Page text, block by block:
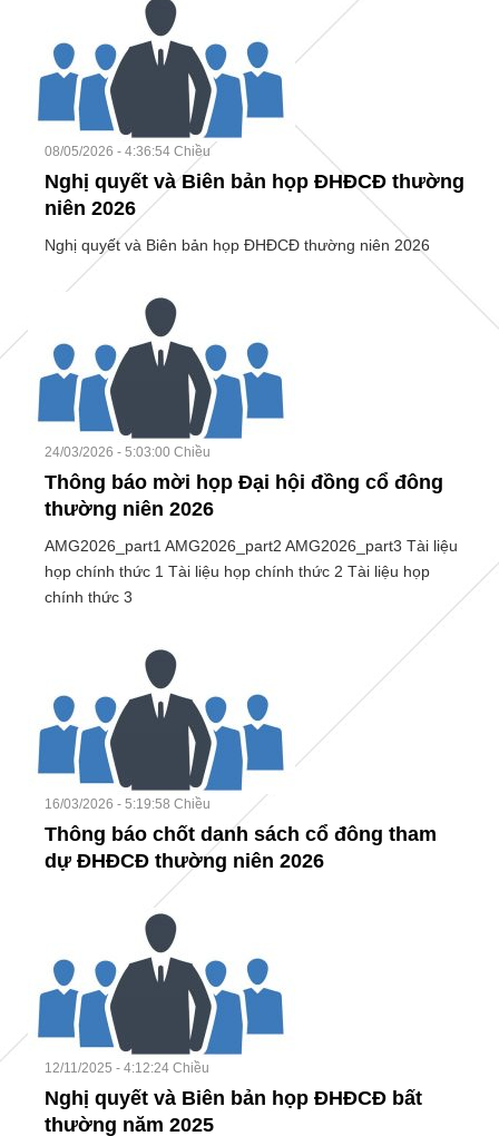
08/05/2026 - 4:36:54 Chiều
Nghị quyết và Biên bản họp ĐHĐCĐ thường
niên 2026
Nghị quyết và Biên bản họp ĐHĐCĐ thường niên 2026
24/03/2026 - 5:03:00 Chiều
Thông báo mời họp Đại hội đồng cổ đông
thường niên 2026
AMG2026_part1 AMG2026_part2 AMG2026_part3 Tài liệu
họp chính thức 1 Tài liệu họp chính thức 2 Tài liệu họp
chính thức 3
16/03/2026 - 5:19:58 Chiều
Thông báo chốt danh sách cổ đông tham
dự ĐHĐCĐ thường niên 2026
12/11/2025 - 4:12:24 Chiều
Nghị quyết và Biên bản họp ĐHĐCĐ bất
thường năm 2025